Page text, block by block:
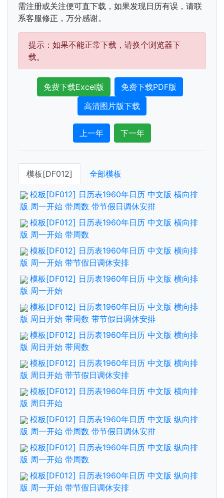
需注册或关注便可直下载，如果发现日历有误，请联
系客服修正，万分感谢。
提示：如果不能正常下载，请换个浏览器下
载。
免费下载Excel版
免费下载PDF版
高清图片版下载
上一年 下一年
模板[DF012] 全部模板
模板[DF012] 日历表1960年日历 中文版 横向排
版 周一开始 带周数 带节假日调休安排
模板[DF012] 日历表1960年日历 中文版 横向排
版 周一开始 带周数
模板[DF012] 日历表1960年日历 中文版 横向排
版 周一开始 带节假日调休安排
模板[DF012] 日历表1960年日历 中文版 横向排
版 周一开始
模板[DF012] 日历表1960年日历 中文版 横向排
版 周日开始 带周数 带节假日调休安排
模板[DF012] 日历表1960年日历 中文版 横向排
版 周日开始 带周数
模板[DF012] 日历表1960年日历 中文版 横向排
版 周日开始 带节假日调休安排
模板[DF012] 日历表1960年日历 中文版 横向排
版 周日开始
模板[DF012] 日历表1960年日历 中文版 纵向排
版 周一开始 带周数 带节假日调休安排
模板[DF012] 日历表1960年日历 中文版 纵向排
版 周一开始 带周数
模板[DF012] 日历表1960年日历 中文版 纵向排
版 周一开始 带节假日调休安排